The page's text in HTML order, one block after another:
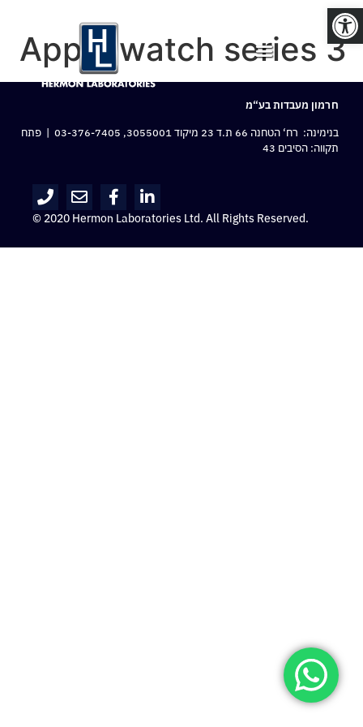
פתח סרגל נגישות
Apple watch series 3
חרמון מעבדות בע“מ
בנימינה: רח‘ הטחנה 66 ת.ד 23 מיקוד 3055001,
03-376-7405 | פתח
תקווה: הסיבים 43
© 2020 Hermon Laboratories Ltd. All Rights Reserved.